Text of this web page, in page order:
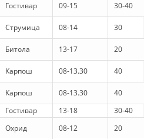
MANAGEMENT
Гостивар 09-15 30-40
Струмица 08-14 30
Битола 13-17 20
Карпош 08-13.30 40
Карпош 08-13.30
40
Гостивар 13-18
30-40
Охрид 08-12
20